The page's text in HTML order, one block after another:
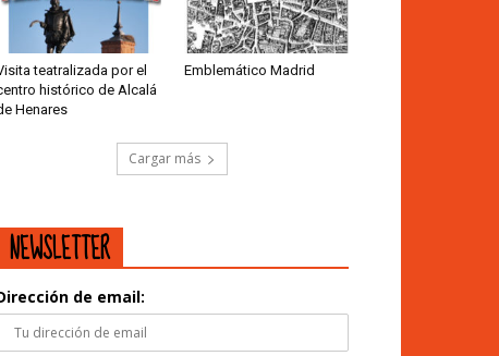
teatralizada por el
histórico de Alcalá
Henares
Emblemático Madrid
Cargar más
NEWSLETTER
de email: